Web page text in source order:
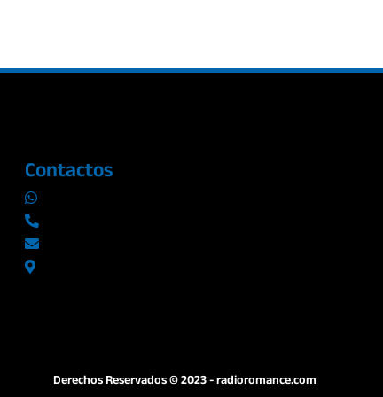
Contactos
Derechos Reservados © 2023 - radioromance.com